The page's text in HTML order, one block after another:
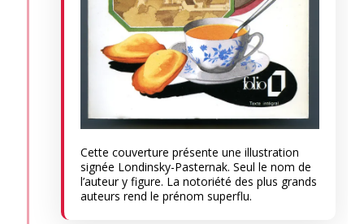
Cette couverture présente une illustration
signée Londinsky-Pasternak. Seul le nom de
l’auteur y figure. La notoriété des plus grands
auteurs rend le prénom superflu.